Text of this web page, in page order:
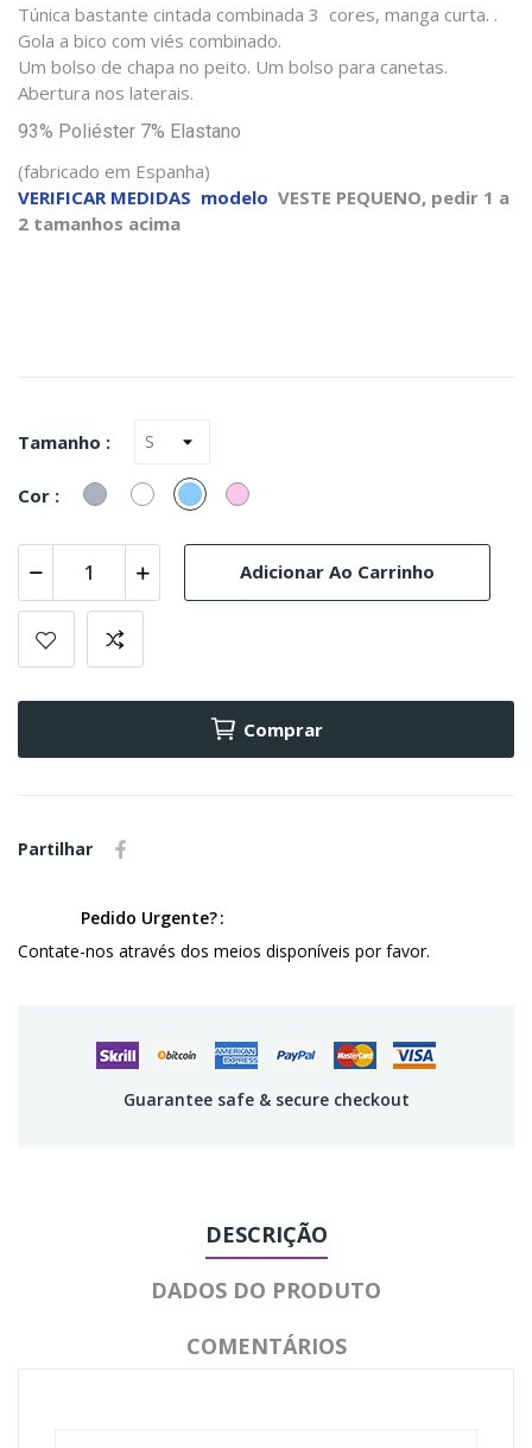
Túnica bastante cintada combinada 3 cores, manga curta. .
Gola a bico com viés combinado.
Um bolso de chapa no peito. Um bolso para canetas.
Abertura nos laterais.
93% Poliéster 7% Elastano
(fabricado em Espanha)
VERIFICAR MEDIDAS modelo VESTE PEQUENO, pedir 1 a
2 tamanhos acima
Tamanho :
Cor : CinzentoBrancoAzul
Celeste
Rosa
Claro
Adicionar Ao Carrinho
Comprar
Partilhar
Pedido Urgente?
Contate-nos através dos meios disponíveis por favor.
Guarantee safe & secure checkout
DESCRIÇÃO
DADOS DO PRODUTO
COMENTÁRIOS